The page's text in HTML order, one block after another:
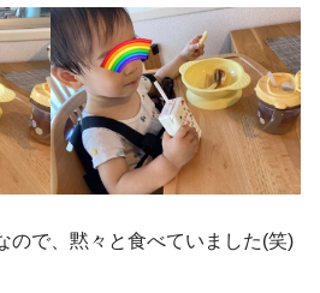
ので、黙々と食べていました(笑)